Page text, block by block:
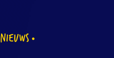
NIEUWS